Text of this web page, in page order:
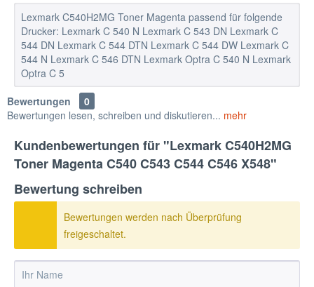
Lexmark C540H2MG Toner Magenta passend für folgende
Drucker: Lexmark C 540 N Lexmark C 543 DN Lexmark C
544 DN Lexmark C 544 DTN Lexmark C 544 DW Lexmark C
544 N Lexmark C 546 DTN Lexmark Optra C 540 N Lexmark
Optra C 5
Bewertungen
0
Bewertungen lesen, schreiben und diskutieren... mehr
Kundenbewertungen für "Lexmark C540H2MG
Toner Magenta C540 C543 C544 C546 X548"
Bewertung schreiben
Bewertungen werden nach Überprüfung
freigeschaltet.